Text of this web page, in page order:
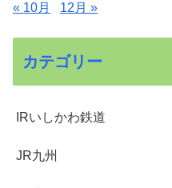
« 10月 12月 »
カテゴリー
IRいしかわ鉄道
JR九州